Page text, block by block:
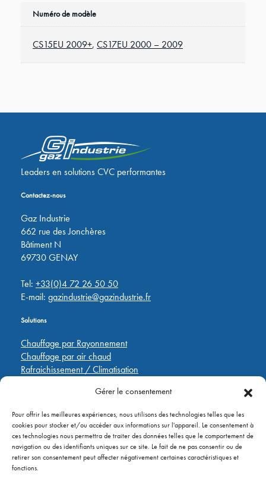
Gérer le consentement
Pour offrir les meilleures expériences, nous utilisons des technologies telles que les
cookies pour stocker et/ou accéder aux informations sur l'appareil. Le consentement à
ces technologies nous permettra de traiter des données telles que le comportement de
navigation ou des identifiants uniques sur ce site. Le fait de ne pas consentir ou de
retirer son consentement peut affecter négativement certaines caractéristiques et
fonctions.
Numéro de modèle
CS15EU 2009+, CS17EU 2000 – 2009
Leaders en solutions CVC performantes
Contactez-nous
Gaz Industrie
662 rue des Jonchères
Bâtiment N
69730 GENAY
Tel: +33(0)4 72 26 50 50
E-mail: gazindustrie@gazindustrie.fr
Solutions
Chauffage par Rayonnement
Chauffage par air chaud
Rafraichissement / Climatisation
Liens rapides
Pièces de rechange
Applications
A propos de